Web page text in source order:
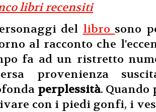
libri recensiti
del libro sono
al racconto che
fa ad un ristretto
provenienza
perplessità. Quando
con i piedi gonfi, i